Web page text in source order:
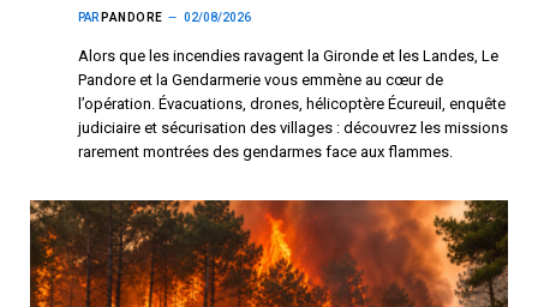
PAR PANDORE 02/08/2026
Alors que les incendies ravagent la Gironde et les Landes, Le
Pandore et la Gendarmerie vous emmène au cœur de
l’opération. Évacuations, drones, hélicoptère Écureuil, enquête
judiciaire et sécurisation des villages : découvrez les missions
rarement montrées des gendarmes face aux flammes.